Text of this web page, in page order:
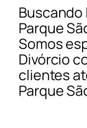
Buscando
Parque
Somos
Divórcio
clientes
Parque